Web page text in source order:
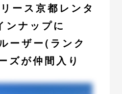
ース京都レンタ
ンナップに
ーザー(ランク
ズが仲間入り